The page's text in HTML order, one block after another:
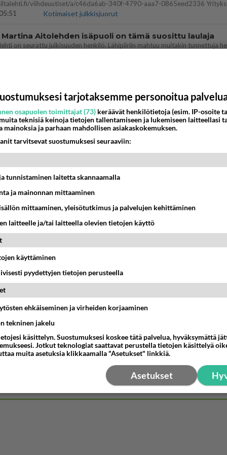
Kotimaiset julkkisjuorut
Aitolehden isäpuoli on tämä suosittu laulaja
Ikävä
välit
tästä?
Ikävä
voita reilusti, persut kumoavat demokratian Suomesta
Maailman menoa
suhteessa?
Ikävä
ymmärtänyt oikein?
suhde/molemmat ovat täysin poissuljettuja asioita? Nainen
Kitee
kaivannut kaivattuasi ja
Ikävä
tarjotaksemme personoitua
osapuolen toimittajat (73) keräävät henkilötietoja (esim. IP-osoite
teknisiä keinoja tietojen tallentamiseen ja lukemiseen laitteellasi
ja parhaan mahdollisen asiakaskokemuksen.
tarvitsevat suostumuksesi seuraaviin:
tunnistaminen laitetta skannaamalla
ja mainonnan mittaaminen
mittaaminen, yleisötutkimus ja palvelujen kehittäminen
laitteelle ja/tai laitteella olevien tietojen käyttö
käyttäminen
pyydettyjen tietojen perusteella
ehkäiseminen ja virheiden korjaaminen
tekninen jakelu
käsittelyn. Suostumuksesi koskee tätä palvelua, hyväksymättä
Jotkut teknologiat saattavat perustella tietojen käsittelyä
muita asetuksia klikkaamalla "Asetukset" linkkiä.
Asetukset